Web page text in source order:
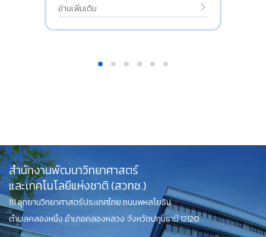
อ่านเพิ่มเติม
สำนักงานพัฒนาวิทยาศาสตร์
และเทคโนโลยีแห่งชาติ (สวทช.)
111 อุทยานวิทยาศาสตร์ประเทศไทย ถนนพหลโยธิน
ตำบลคลองหนึ่ง อำเภอคลองหลวง จังหวัดปทุมธานี 12120